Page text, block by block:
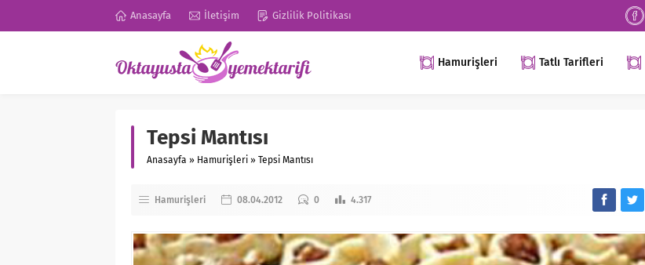
Anasayfa İletişim Gizlilik Politikası
Hamurişleri Tatlı Tarifleri
Tepsi Mantısı
Anasayfa » Hamurişleri » Tepsi Mantısı
Hamurişleri 08.04.2012 0 4.317